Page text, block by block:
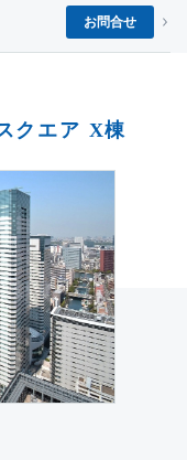
お問合せ
クエア X棟